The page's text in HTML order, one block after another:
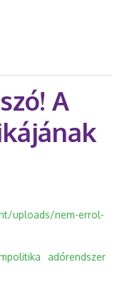
A
uploads/nem-errol-
adórendszer